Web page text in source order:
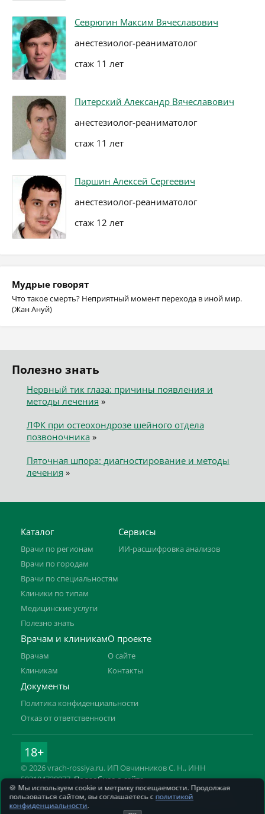
Севрюгин Максим Вячеславович
анестезиолог-реаниматолог
стаж 11 лет
Питерский Александр Вячеславович
анестезиолог-реаниматолог
стаж 11 лет
Паршин Алексей Сергеевич
анестезиолог-реаниматолог
стаж 12 лет
Мудрые говорят
Что такое смерть? Неприятный момент перехода в иной мир.
(Жан Ануй)
Полезно знать
Нервный тик глаза: причины появления и
методы лечения »
ЛФК при остеохондрозе шейного отдела
позвоночника»
Пяточная шпора: диагностирование и методы
лечения »
Каталог
Врачи по регионам
Врачи по городам
Врачи по специальностям
Клиники по типам
Медицинские услуги
Полезно знать
Сервисы
ИИ-расшифровка анализов
Врачам и клиникам
Врачам
Клиникам
О проекте
О сайте
Контакты
Документы
Политика конфиденциальности
Отказ от ответственности
18+
© 2026 vrach-rossiya.ru. ИП Овчинников С. Н., ИНН
592104728977.Подробнее о сайте
Информация на сайте не заменяет приём врача. Имеются
противопоказания, необходима консультация специалиста.
🍪 Мы используем cookie и метрику посещаемости. Продолжая
пользоваться сайтом, вы соглашаетесь с политикой
конфиденциальности.